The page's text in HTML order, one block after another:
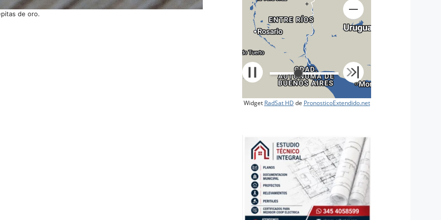
de oro.
+
Widget RadSat HD de PronosticoExtendido.net